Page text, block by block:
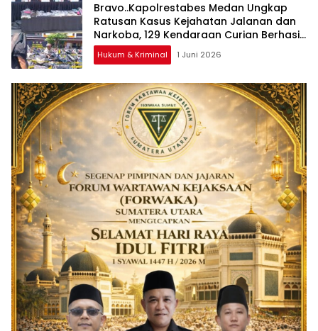
Bravo..Kapolrestabes Medan Ungkap
Ratusan Kasus Kejahatan Jalanan dan
Narkoba, 129 Kendaraan Curian Berhasil
Diamankan
Hukum & Kriminal 1 Juni 2026